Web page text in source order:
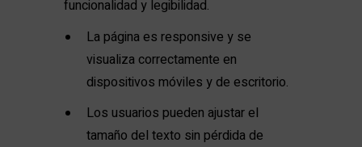
funcionalidad y legibilidad.
La página es responsive y se
visualiza correctamente en
dispositivos móviles y de escritorio.
Los usuarios pueden ajustar el
tamaño del texto sin pérdida de